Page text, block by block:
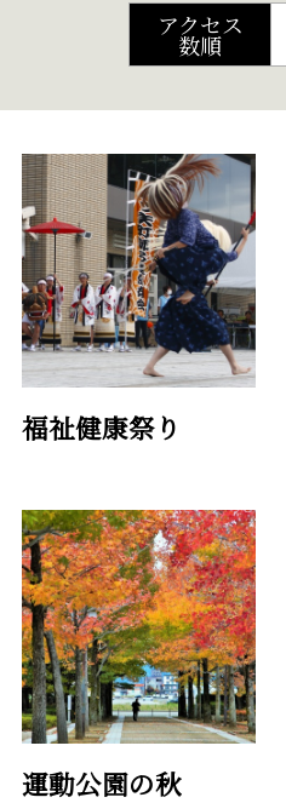
アクセス
数順
福祉健康祭り
運動公園の秋